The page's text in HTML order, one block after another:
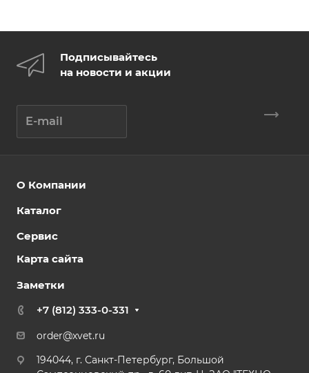
Подписывайтесь
на новости и акции
О Компании
Каталог
Сервис
Карта сайта
Заметки
+7 (812) 333-0-331
order@xvet.ru
194044, г. Санкт-Петербург, Большой